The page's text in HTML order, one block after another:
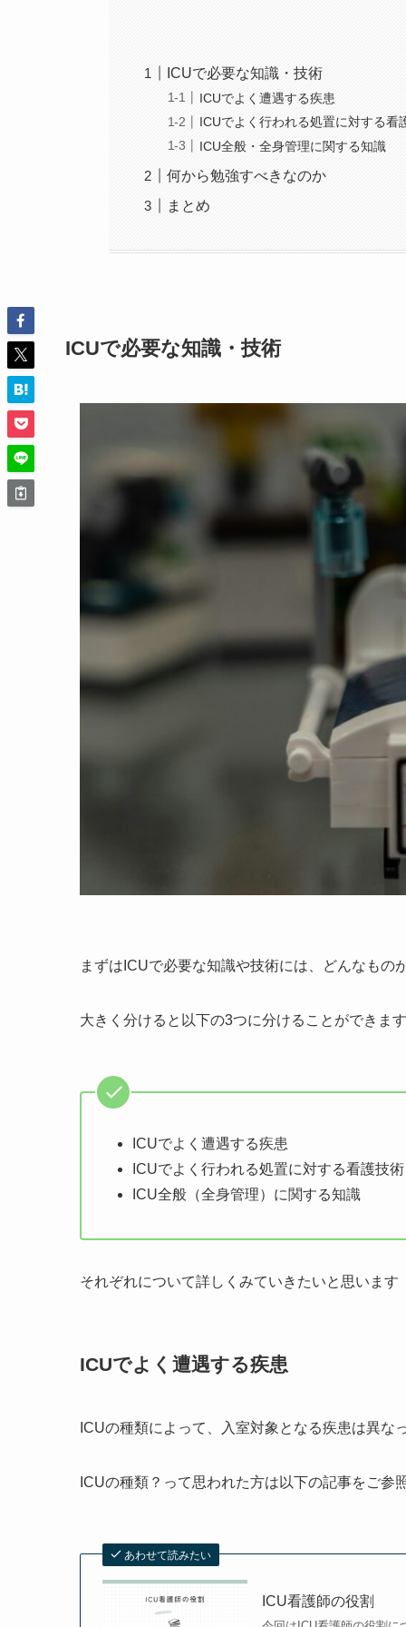
ICUで必要な知識・技術
ICUでよく遭遇する疾患
ICUでよく行われる処置に対する看
ICU全般・全身管理に関する知識
何から勉強すべきなのか
まとめ
ICUで必要な知識・技術
まずはICUで必要な知識や技術には、どんなもの
大きく分けると以下の3つに分けることができま
ICUでよく遭遇する疾患
ICUでよく行われる処置に対する看護技術
ICU全般（全身管理）に関する知識
それぞれについて詳しくみていきたいと思います
ICUでよく遭遇する疾患
ICUの種類によって、入室対象となる疾患は異な
ICUの種類？って思われた方は以下の記事をご参
あわせて読みたい
ICU看護師の役割